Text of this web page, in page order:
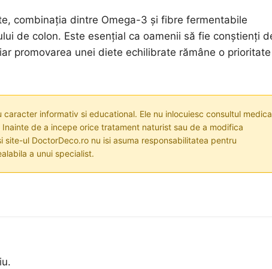
combinația dintre Omega-3 și fibre fermentabile
de colon. Este esențial ca oamenii să fie conștienți
promovarea unei diete echilibrate rămâne o
informativ si educational. Ele nu inlocuiesc consultul
de a incepe orice tratament naturist sau de a modifica
ul DoctorDeco.ro nu isi asuma responsabilitatea pentru
a unui specialist.